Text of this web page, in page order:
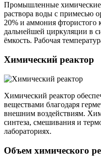
Промышленные химические
раствора воды с примесью
20% и аммония фтористого
дальнейшей циркуляции в
ёмкость. Рабочая
Химический реактор
Химический реактор
веществами благодаря
внешним воздействиям.
синтеза, смешивания и
лабораториях.
Объем химического